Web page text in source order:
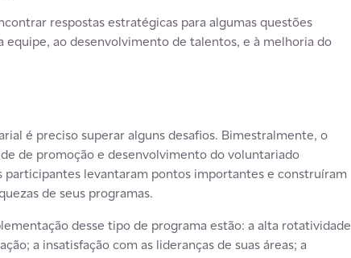
respostas estratégicas para algumas questões
ao desenvolvimento de talentos, e à melhoria do
é preciso superar alguns desafios. Bimestralmente, o
de promoção e desenvolvimento do voluntariado
levantaram pontos importantes e construíram
de seus programas.
desse tipo de programa estão: a alta rotatividade
a insatisfação com as lideranças de suas áreas; a